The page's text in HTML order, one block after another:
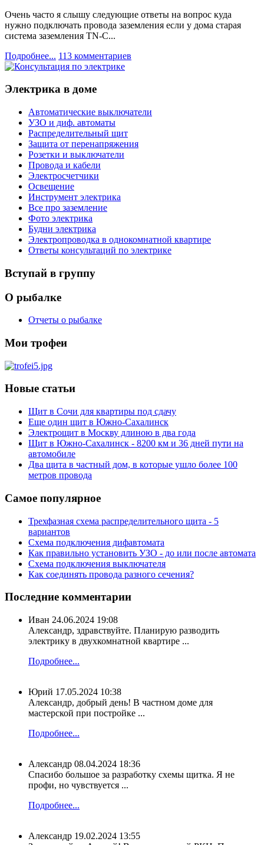
Очень часто я слышу следующие ответы на вопрос куда
нужно подключать провода заземления если у дома старая
система заземления TN-C...
Подробнее... 113 комментариев
Электрика в доме
Автоматические выключатели
УЗО и диф. автоматы
Распределительный щит
Защита от перенапряжения
Розетки и выключатели
Провода и кабели
Электросчетчики
Освещение
Инструмент электрика
Все про заземление
Фото электрика
Будни электрика
Электропроводка в однокомнатной квартире
Ответы консультаций по электрике
Вступай в группу
О рыбалке
Отчеты о рыбалке
Мои трофеи
Новые статьи
Щит в Сочи для квартиры под сдачу
Еще один щит в Южно-Сахалинск
Электрощит в Москву длиною в два года
Щит в Южно-Сахалинск - 8200 км и 36 дней пути на
автомобиле
Два щита в частный дом, в которые ушло более 100
метров провода
Самое популярное
Трехфазная схема распределительного щита - 5
вариантов
Схема подключения дифавтомата
Как правильно установить УЗО - до или после автомата
Схема подключения выключателя
Как соединять провода разного сечения?
Последние комментарии
Иван 24.06.2024 19:08
Александр, здравствуйте. Планирую разводить
электрику в двухкомнатной квартире ...
Подробнее...
Юрий 17.05.2024 10:38
Александр, добрый день! В частном доме для
мастерской при постройке ...
Подробнее...
Александр 08.04.2024 18:36
Спасибо большое за разработку схемы щитка. Я не
профи, но чувствуется ...
Подробнее...
Александр 19.02.2024 13:55